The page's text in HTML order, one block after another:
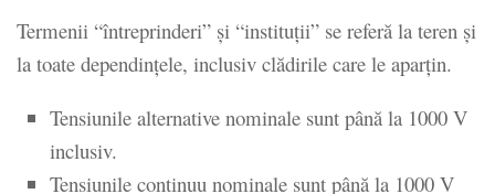
Termenii “întreprinderi” și “instituții” se referă la teren și
la toate dependințele, inclusiv clădirile care le aparțin.
Tensiunile alternative nominale sunt până la 1000 V
inclusiv.
Tensiunile continuu nominale sunt până la 1000 V